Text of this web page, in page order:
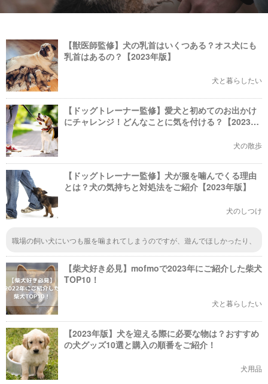
【獣医師監修】犬の乳首はいくつある？オス犬にも
乳首はあるの？【2023年版】
犬と暮らしたい
【ドッグトレーナー監修】愛犬と初めてのお出かけ
にチャレンジ！どんなことに気を付ける？【2023年
犬の散歩
【ドッグトレーナー監修】犬が服を噛んでくる理由
とは？犬の気持ちと対処法をご紹介【2023年版】
犬のしつけ
職場の飼い犬にいつも服を噛まれてしまうのですが、遊んでほしかったり、
もしれません。対処法としては声を出して同調せず、犬が服を放すほどの音
を出したりて服を放させ、静かに背を向けてみます。今日は思いっきり服に
穴が空いてしまいました（泣）対処法が分かり、感謝申し上げます。
【柴犬好き必見】mofmoで2023年にご紹介した柴犬
TOP10！
犬と暮らしたい
【2023年版】犬を迎える際に必要な物は？おすすめ
の犬グッズ10選と購入の順番をご紹介！
犬用品